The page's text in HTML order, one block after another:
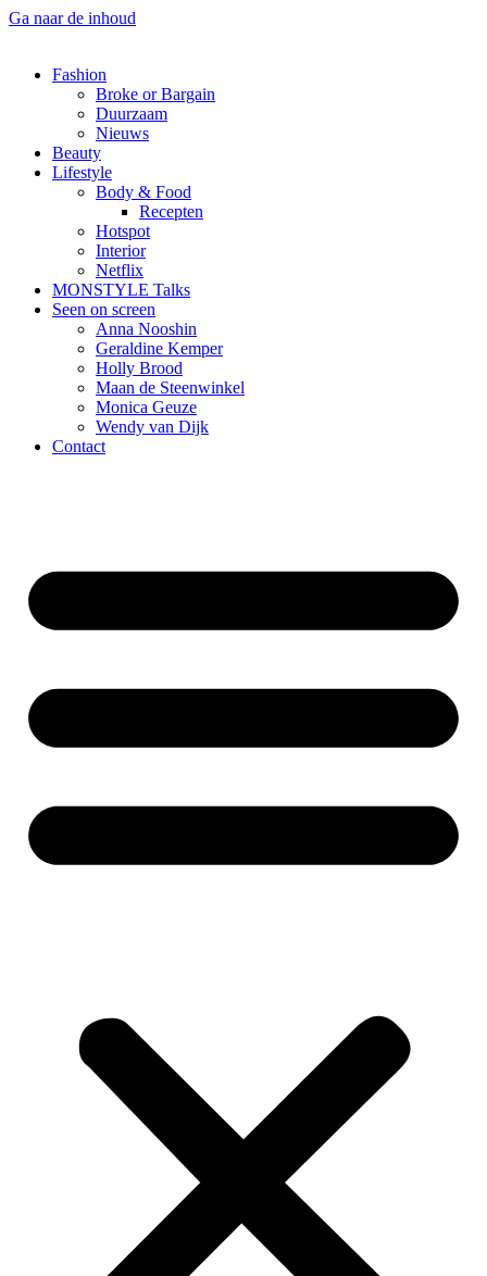
Ga naar de inhoud
Fashion
Broke or Bargain
Duurzaam
Nieuws
Beauty
Lifestyle
Body & Food
Recepten
Hotspot
Interior
Netflix
MONSTYLE Talks
Seen on screen
Anna Nooshin
Geraldine Kemper
Holly Brood
Maan de Steenwinkel
Monica Geuze
Wendy van Dijk
Contact